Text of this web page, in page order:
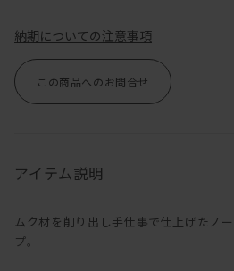
納期についての注意事項
この商品へのお問合せ
アイテム説明
ムク材を削り出し手仕事で仕上げたノ
プ。